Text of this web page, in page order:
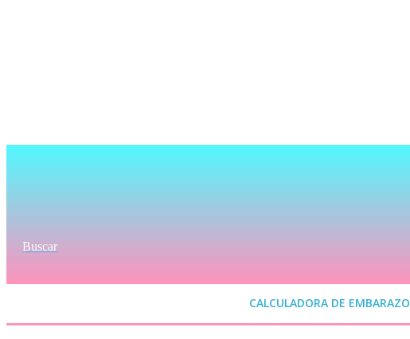
Buscar
CALCULADORA DE EMBARAZO